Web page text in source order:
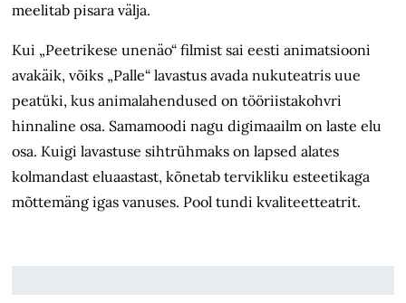
meelitab pisara välja.
Kui „Peetrikese unenäo“ filmist sai eesti animatsiooni
avakäik, võiks „Palle“ lavastus avada nukuteatris uue
peatüki, kus animalahendused on tööriistakohvri
hinnaline osa. Samamoodi nagu digimaailm on laste elu
osa. Kuigi lavastuse sihtrühmaks on lapsed alates
kolmandast eluaastast, kõnetab tervikliku esteetikaga
mõttemäng igas vanuses. Pool tundi kvaliteetteatrit.